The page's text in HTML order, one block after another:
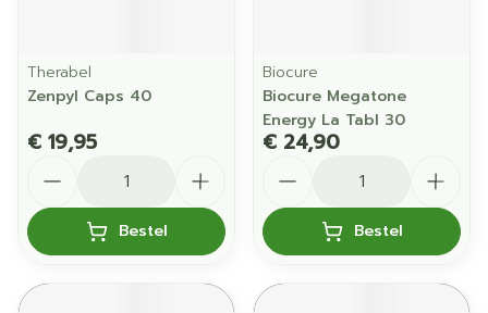
Therabel
Zenpyl Caps 40
€ 19,95
Bestel
Biocure
Biocure Megatone
Energy La Tabl 30
€ 24,90
Bestel